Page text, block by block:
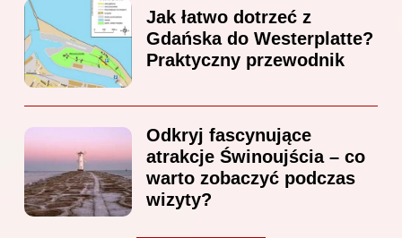
Jak łatwo dotrzeć z
Gdańska do Westerplatte?
Praktyczny przewodnik
Odkryj fascynujące
atrakcje Świnoujścia – co
warto zobaczyć podczas
wizyty?